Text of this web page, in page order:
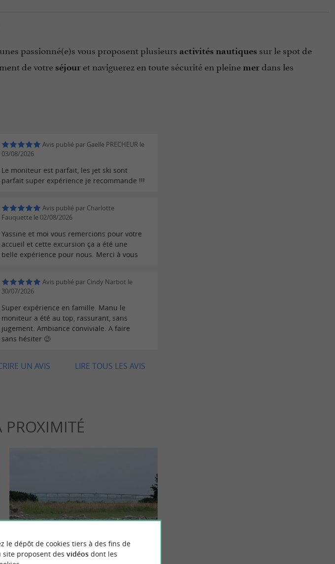
passionné(e)s vous proposent plusieurs activités nautiques sur le spot de
de votre séjouret naviguerez en toute sécurité en pleine merdans les
Avis publié par Gaelle PRECHEUR le
03/08/2026
Le moniteur est parfait, les jet ski sont
parfait super expérience je recommande !!!
Avis publié par Charlotte
Fauquette le 02/08/2026
Yassine et moi vous remercions pour votre
accueil et cette excursion ça a été une
belle expérience pour nous. Merci à vous
Avis publié par Cindy Narbot le
30/07/2026
Super expérience en famille. Manu le
moniteur a été au top, rassurant, sans
jugement. Ambiance conviviale. A faire
sans hésiter 😉
LIRE TOUS LES AVIS
UN AVIS
PROXIMITÉ
La Flotte en Ré : l'abbaye des Châteliers
le dépôt de cookies tiers à des fins de
site proposent des vidéosdont les